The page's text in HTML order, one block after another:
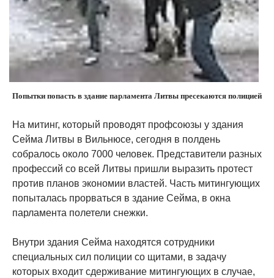
Попытки попасть в здание парламента Литвы пресекаются полицией
На митинг, который проводят профсоюзы у здания
Сейма Литвы в Вильнюсе, сегодня в полдень
собралось около 7000 человек. Представители разных
профессий со всей Литвы пришли выразить протест
против планов экономии властей. Часть митингующих
попыталась прорваться в здание Сейма, в окна
парламента полетели снежки.
Внутри здания Сейма находятся сотрудники
специальных сил полиции со щитами, в задачу
которых входит сдерживание митингующих в случае,